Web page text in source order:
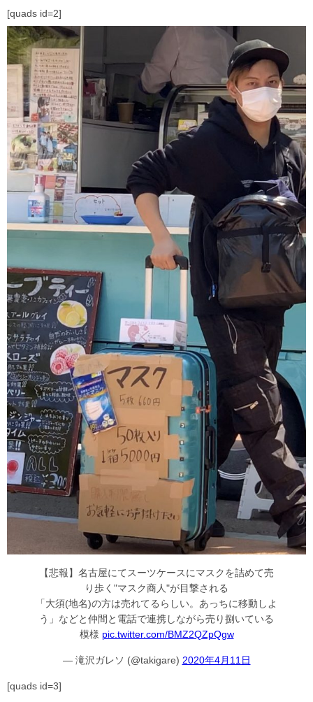
[quads id=2]
【悲報】名古屋にてスーツケースにマスクを詰めて売
り歩く"マスク商人"が目撃される
「大須(地名)の方は売れてるらしい。あっちに移動しよ
う」などと仲間と電話で連携しながら売り捌いている
模様 pic.twitter.com/BMZ2QZpQgw
— 滝沢ガレソ (@takigare) 2020年4月11日
[quads id=3]